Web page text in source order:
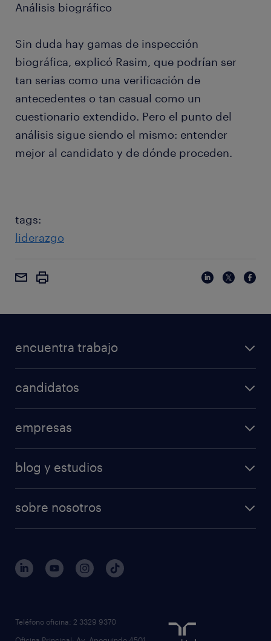
Análisis biográfico
Sin duda hay gamas de inspección
biográfica, explicó Rasim, que podrían ser
tan serias como una verificación de
antecedentes o tan casual como un
cuestionario extendido. Pero el punto del
análisis sigue siendo el mismo: entender
mejor al candidato y de dónde proceden.
tags:
liderazgo
encuentra trabajo
candidatos
empresas
blog y estudios
sobre nosotros
Teléfono oficina: 2 3329 9370